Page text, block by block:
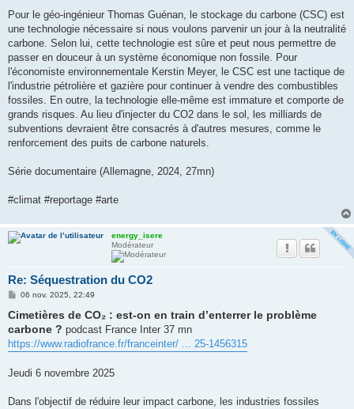
Pour le géo-ingénieur Thomas Guénan, le stockage du carbone (CSC) est
une technologie nécessaire si nous voulons parvenir un jour à la neutralité
carbone. Selon lui, cette technologie est sûre et peut nous permettre de
passer en douceur à un système économique non fossile. Pour
l'économiste environnementale Kerstin Meyer, le CSC est une tactique de
l'industrie pétrolière et gazière pour continuer à vendre des combustibles
fossiles. En outre, la technologie elle-même est immature et comporte de
grands risques. Au lieu d'injecter du CO2 dans le sol, les milliards de
subventions devraient être consacrés à d'autres mesures, comme le
renforcement des puits de carbone naturels.
Série documentaire (Allemagne, 2024, 27mn)
#climat #reportage #arte
energy_isere
Modérateur
Re: Séquestration du CO2
M
s
a
g
e
06 nov. 2025, 22:49
Cimetières de CO₂ : est-on en train d’enterrer le problème
carbone ? podcast France Inter 37 mn
https://www.radiofrance.fr/franceinter/ ... 25-1456315
Jeudi 6 novembre 2025
Dans l'objectif de réduire leur impact carbone, les industries fossiles